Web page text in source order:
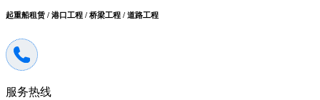
起重船租赁 / 港口工程 / 桥梁工程 / 道路工程
服务热线